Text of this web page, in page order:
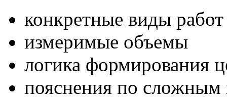
конкретные виды работ
измеримые объемы
логика формирования
пояснения по сложным